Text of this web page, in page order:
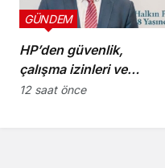
HP’den güvenlik,
çalışma izinleri ve
yurttaşlık
GÜNDEM
12 saat önce